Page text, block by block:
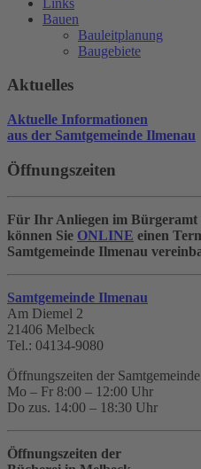
Bauen
Bauleitplanung
Baugebiete
Aktuelles
Aktuelle Informationen
aus der Samtgemeinde Ilmenau
Öffnungszeiten
Für Ihr Anliegen im Bürgeramt
können Sie ONLINE einen
Samtgemeinde Ilmenau
Samtgemeinde Ilmenau
Am Diemel 2
21406 Melbeck
Tel.: 04134-9080
Öffnungszeiten der Samtgemeinde
Mo – Fr 8:00 – 12:00 Uhr
Do zus. 14:00 – 18:30 Uhr
Öffnungszeiten der